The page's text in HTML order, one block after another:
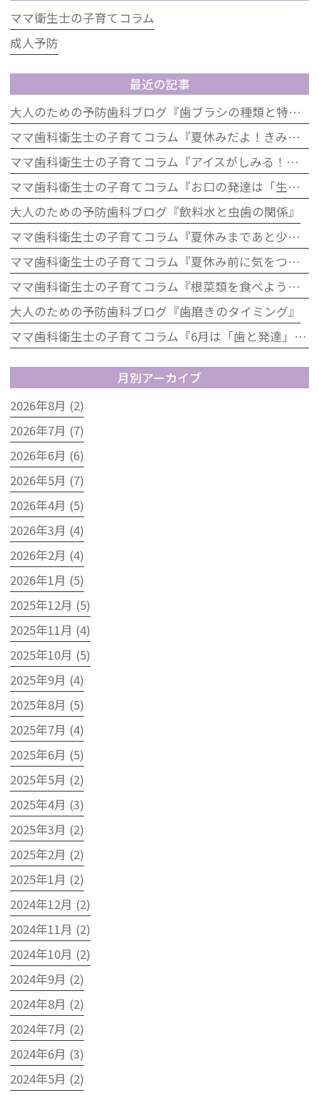
ママ衛生士の子育てコラム
成人予防
最近の記事
大人のための予防歯科ブログ『歯ブラシの種類と特徴』
ママ歯科衛生士の子育てコラム『夏休みだよ！きみの歯は大丈夫？「むし歯ゼロ」大作戦』
ママ歯科衛生士の子育てコラム『アイスがしみる！それ、虫歯じゃないかも？子どもの知覚過敏について』
ママ歯科衛生士の子育てコラム『お口の発達は「生きる力」歯科から考える子どもの発達』
大人のための予防歯科ブログ『飲料水と虫歯の関係』
ママ歯科衛生士の子育てコラム『夏休みまであと少し！歯をピカピカにして楽しい夏を迎えよう』
ママ歯科衛生士の子育てコラム『夏休み前に気をつけたい！お子さんのお口の健康チェック』
ママ歯科衛生士の子育てコラム『根菜類を食べよう！歯科の視点から見た根菜のうれしい効果』
大人のための予防歯科ブログ『歯磨きのタイミング』
ママ歯科衛生士の子育てコラム『6月は「歯と発達」を見直すチャンス！』
月別アーカイブ
2026年8月 (2)
2026年7月 (7)
2026年6月 (6)
2026年5月 (7)
2026年4月 (5)
2026年3月 (4)
2026年2月 (4)
2026年1月 (5)
2025年12月 (5)
2025年11月 (4)
2025年10月 (5)
2025年9月 (4)
2025年8月 (5)
2025年7月 (4)
2025年6月 (5)
2025年5月 (2)
2025年4月 (3)
2025年3月 (2)
2025年2月 (2)
2025年1月 (2)
2024年12月 (2)
2024年11月 (2)
2024年10月 (2)
2024年9月 (2)
2024年8月 (2)
2024年7月 (2)
2024年6月 (3)
2024年5月 (2)